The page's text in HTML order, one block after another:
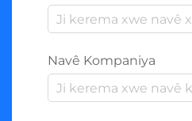
Navê Kompaniya